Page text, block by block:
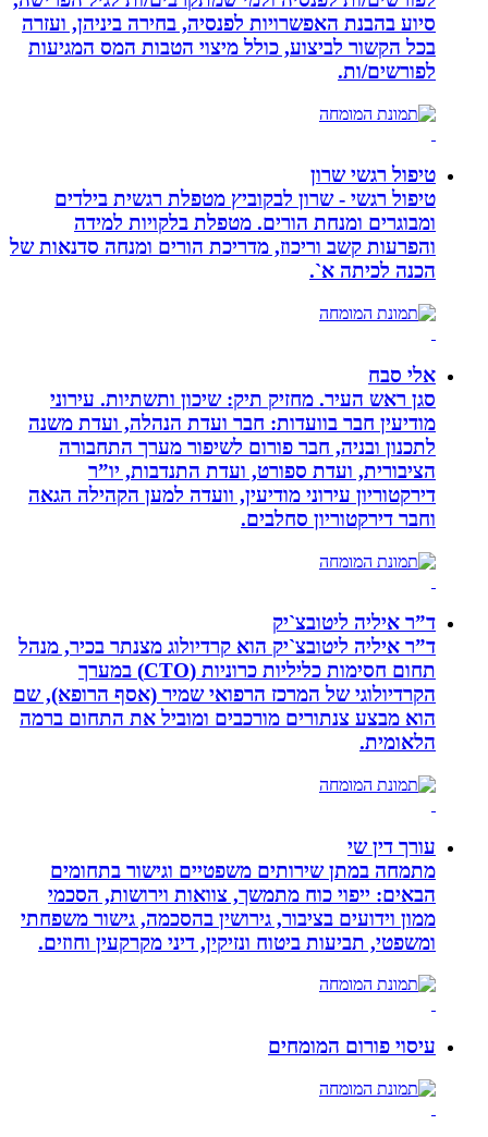
סיוע בהבנת האפשרויות לפנסיה, בחירה ביניהן, ועזרה
בכל הקשור לביצוע, כולל מיצוי הטבות המס המגיעות
לפורשים/ות.
טיפול רגשי שרון
טיפול רגשי - שרון לבקוביץ מטפלת רגשית בילדים
ומבוגרים ומנחת הורים. מטפלת בלקויות למידה
והפרעות קשב וריכוז, מדריכת הורים ומנחה סדנאות של
הכנה לכיתה א`.
אלי סבח
סגן ראש העיר. מחזיק תיק: שיכון ותשתיות. עירוני
מודיעין חבר בוועדות: חבר ועדת הנהלה, ועדת משנה
לתכנון ובניה, חבר פורום לשיפור מערך התחבורה
הציבורית, ועדת ספורט, ועדת התנדבות, יו”ר
דירקטוריון עירוני מודיעין, וועדה למען הקהילה הגאה
וחבר דירקטוריון סחלבים.
ד”ר איליה ליטובצ`יק
ד”ר איליה ליטובצ`יק הוא קרדיולוג מצנתר בכיר, מנהל
תחום חסימות כליליות כרוניות (CTO) במערך
הקרדיולוגי של המרכז הרפואי שמיר (אסף הרופא), שם
הוא מבצע צנתורים מורכבים ומוביל את התחום ברמה
הלאומית.
עורך דין שי
מתמחה במתן שירותים משפטיים וגישור בתחומים
הבאים: ייפוי כוח מתמשך, צוואות וירושות, הסכמי
ממון וידועים בציבור, גירושין בהסכמה, גישור משפחתי
ומשפטי, תביעות ביטוח ונזיקין, דיני מקרקעין וחוזים.
עיסוי פורום המומחים